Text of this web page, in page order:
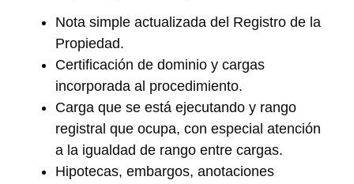
Nota simple actualizada del Registro de la
Propiedad.
Certificación de dominio y cargas
incorporada al procedimiento.
Carga que se está ejecutando y rango
registral que ocupa, con especial atención
a la igualdad de rango entre cargas.
Hipotecas, embargos, anotaciones